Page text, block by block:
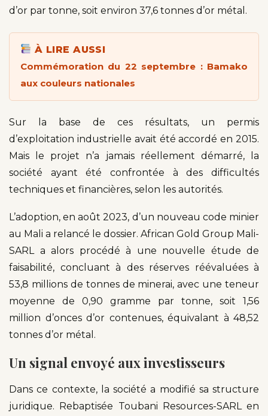
d’or par tonne, soit environ 37,6 tonnes d’or métal.
À LIRE AUSSI
Commémoration du 22 septembre : Bamako
aux couleurs nationales
Sur la base de ces résultats, un permis
d’exploitation industrielle avait été accordé en 2015.
Mais le projet n’a jamais réellement démarré, la
société ayant été confrontée à des difficultés
techniques et financières, selon les autorités.
L’adoption, en août 2023, d’un nouveau code minier
au Mali a relancé le dossier. African Gold Group Mali-
SARL a alors procédé à une nouvelle étude de
faisabilité, concluant à des réserves réévaluées à
53,8 millions de tonnes de minerai, avec une teneur
moyenne de 0,90 gramme par tonne, soit 1,56
million d’onces d’or contenues, équivalant à 48,52
tonnes d’or métal.
Un signal envoyé aux investisseurs
Dans ce contexte, la société a modifié sa structure
juridique. Rebaptisée Toubani Resources-SARL en